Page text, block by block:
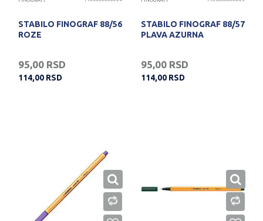
STABILO FINOGRAF 88/56
ROZE
95,00 RSD
114,00 RSD
STABILO FINOGRAF 88/57
PLAVA AZURNA
95,00 RSD
114,00 RSD